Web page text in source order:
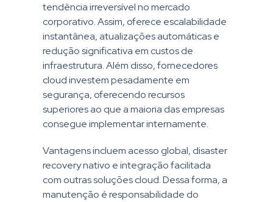
tendência irreversível no mercado
corporativo. Assim, oferece escalabilidade
instantânea, atualizações automáticas e
redução significativa em custos de
infraestrutura. Além disso, fornecedores
cloud investem pesadamente em
segurança, oferecendo recursos
superiores ao que a maioria das empresas
consegue implementar internamente.
Vantagens incluem acesso global, disaster
recovery nativo e integração facilitada
com outras soluções cloud. Dessa forma, a
manutenção é responsabilidade do